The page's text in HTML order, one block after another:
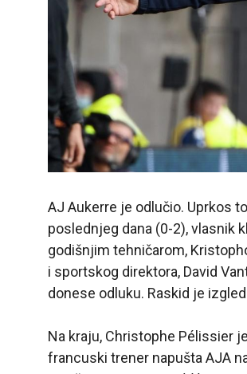
AJ Aukerre je odlučio. Uprkos
poslednjeg dana (0-2), vlasnik
godišnjim tehničarom,
i sportskog direktora, David
donese odluku. Raskid je
Na kraju, Christophe Pélissier
francuski trener napušta AJA